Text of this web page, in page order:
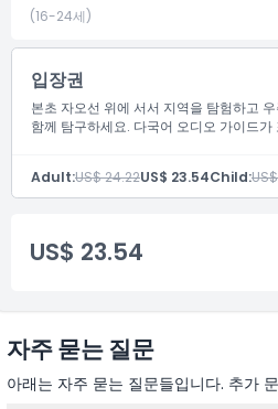
포함되지 않는 사항
운영 시간
알아야 할 사항
취소 정책
(16-24세)
입장권
본초 자오선 위에 서서 지역을 탐험하고
함께 탐구하세요. 다국어 오디오 가이드가
Adult:US$ 24.22US$ 23.54Child:
US$ 23.54
자주 묻는 질문
아래는 자주 묻는 질문들입니다. 추가